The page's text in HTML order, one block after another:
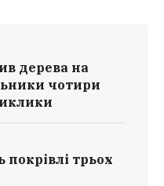
дерева на
чотири
трьох